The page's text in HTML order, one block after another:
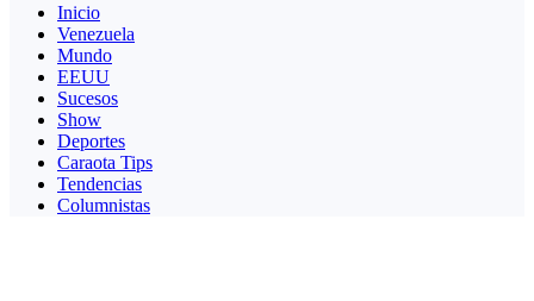
Inicio
Venezuela
Mundo
EEUU
Sucesos
Show
Deportes
Caraota Tips
Tendencias
Columnistas